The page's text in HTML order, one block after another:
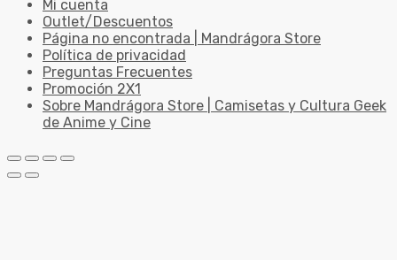
Mi cuenta
Outlet/Descuentos
Página no encontrada | Mandrágora Store
Política de privacidad
Preguntas Frecuentes
Promoción 2X1
Sobre Mandrágora Store | Camisetas y Cultura Geek
de Anime y Cine